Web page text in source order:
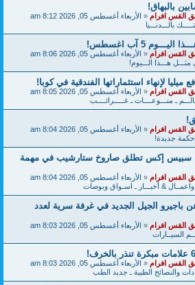
بالبهاق!
القس افرام«الأربعاء أغسطس 05, 2026 8:12 am
بالـــدنـــيا
5 آب اغسطس!
القس افرام«الأربعاء أغسطس 05, 2026 8:06 am
هـــذا الـــيوم!
ميليا لإنهاء استثماراتها الفندقية في كوبا!
القس افرام«الأربعاء أغسطس 05, 2026 8:05 am
ـ منـــوعــــات ـ غـــــرائــــب
القس افرام«الأربعاء أغسطس 05, 2026 8:04 am
جديدة!
سبيس إكس تطلق صاروخ ستارشيب في مهمة
القس افرام«الأربعاء أغسطس 05, 2026 8:04 am
& أخبـــار ـ اسـواق وبوصات
الجيل الجديد في غرفة سرية لعدد
القس افرام«الأربعاء أغسطس 05, 2026 8:03 am
السيــارات
القس افرام«الأربعاء أغسطس 05, 2026 8:03 am
والنصائح الطبية ـ جديد الطب